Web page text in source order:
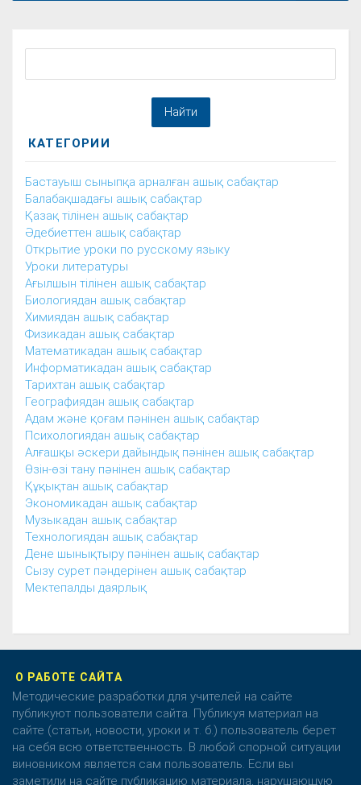
КАТЕГОРИИ
Бастауыш сыныпқа арналған ашық сабақтар
Балабақшадағы ашық сабақтар
Қазақ тілінен ашық сабақтар
Әдебиеттен ашық сабақтар
Открытие уроки по русскому языку
Уроки литературы
Ағылшын тілінен ашық сабақтар
Биологиядан ашық сабақтар
Химиядан ашық сабақтар
Физикадан ашық сабақтар
Математикадан ашық сабақтар
Информатикадан ашық сабақтар
Тарихтан ашық сабақтар
Географиядан ашық сабақтар
Адам және қоғам пәнінен ашық сабақтар
Психологиядан ашық сабақтар
Алғашқы әскери дайындық пәнінен ашық сабақтар
Өзін-өзі тану пәнінен ашық сабақтар
Құқықтан ашық сабақтар
Экономикадан ашық сабақтар
Музыкадан ашық сабақтар
Технологиядан ашық сабақтар
Дене шынықтыру пәнінен ашық сабақтар
Сызу сурет пәндерінен ашық сабақтар
Мектепалды даярлық
О РАБОТЕ САЙТА
Методические разработки для учителей на сайте
публикуют пользователи сайта. Публикуя материал на
сайте (статьи, новости, уроки и т. б.) пользователь берет
на себя всю ответственность. В любой спорной ситуации
виновником является сам пользователь. Если вы
заметили на сайте публикацию материала, нарушающую